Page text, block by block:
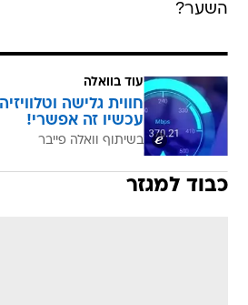
השער?
עוד בוואלה
חווית גלישה
עכשיו זה אפשרי!
בשיתוף וואלה פייבר
כבוד למגזר